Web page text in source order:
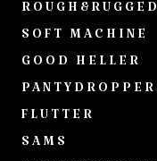
ROUGH&RUGGED
SOFT MACHINE
GOOD HELLER
PANTYDROPPER
FLUTTER
SAMS